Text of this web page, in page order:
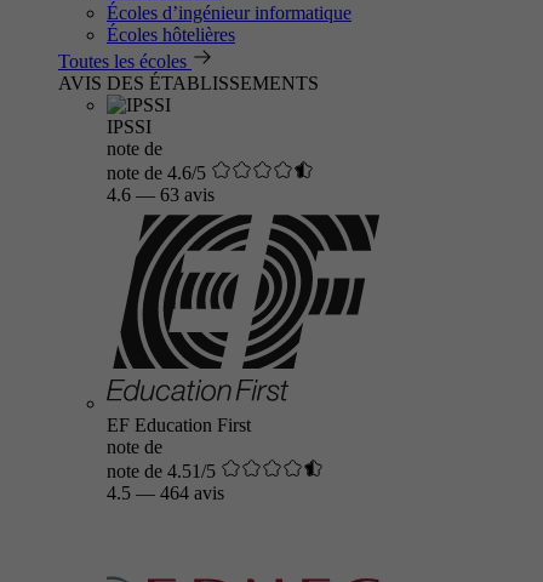
Écoles d’ingénieur informatique
Écoles hôtelières
Toutes les écoles
AVIS DES ÉTABLISSEMENTS
IPSSI
note de
note de 4.6/5
4.6 — 63 avis
EF Education First
note de
note de 4.51/5
4.5 — 464 avis